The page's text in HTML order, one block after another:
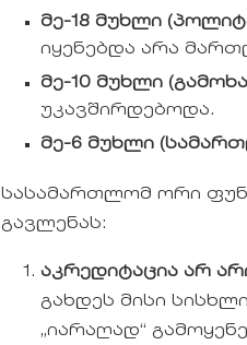
მე-18 მუხლი
იყენებდა არა
მე-10 მუხლი
უკავშირდებოდა.
მე-6 მუხლი
სასამართლომ ორი
გავლენას:
აკრედიტაცია არ
გახდეს მისი
„იარაღად“